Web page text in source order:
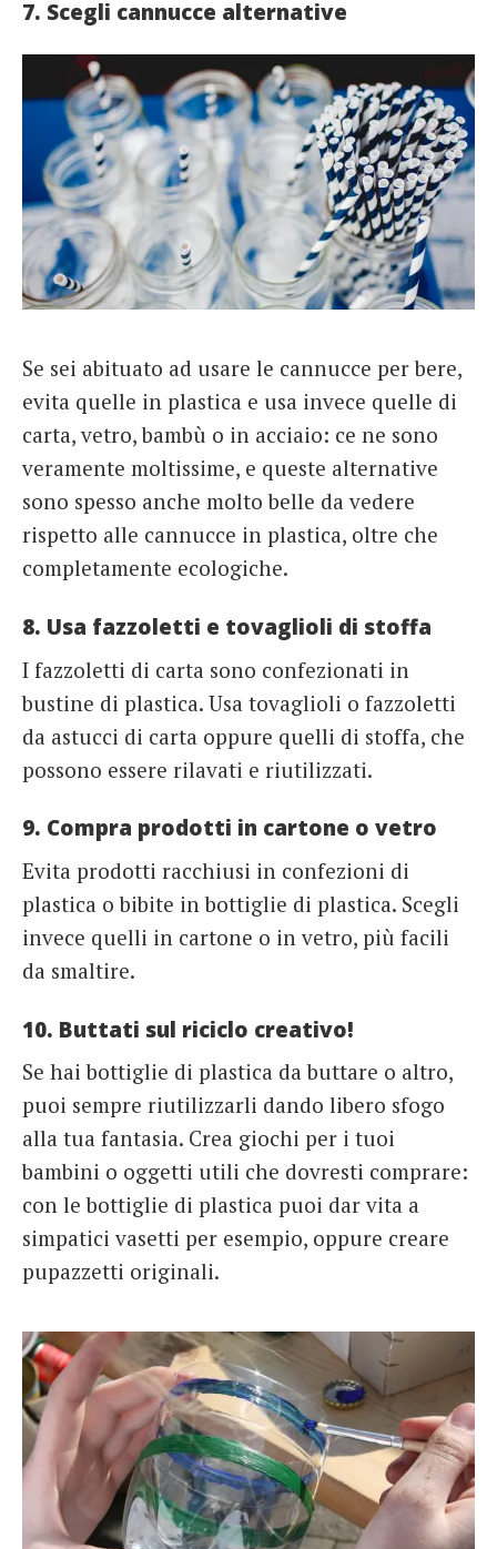
7. Scegli cannucce alternative
Se sei abituato ad usare le cannucce per bere,
evita quelle in plastica e usa invece quelle di
carta, vetro, bambù o in acciaio: ce ne sono
veramente moltissime, e queste alternative
sono spesso anche molto belle da vedere
rispetto alle cannucce in plastica, oltre che
completamente ecologiche.
8. Usa fazzoletti e tovaglioli di stoffa
I fazzoletti di carta sono confezionati in
bustine di plastica. Usa tovaglioli o fazzoletti
da astucci di carta oppure quelli di stoffa, che
possono essere rilavati e riutilizzati.
9. Compra prodotti in cartone o vetro
Evita prodotti racchiusi in confezioni di
plastica o bibite in bottiglie di plastica. Scegli
invece quelli in cartone o in vetro, più facili
da smaltire.
10. Buttati sul riciclo creativo!
Se hai bottiglie di plastica da buttare o altro,
puoi sempre riutilizzarli dando libero sfogo
alla tua fantasia. Crea giochi per i tuoi
bambini o oggetti utili che dovresti comprare:
con le bottiglie di plastica puoi dar vita a
simpatici vasetti per esempio, oppure creare
pupazzetti originali.